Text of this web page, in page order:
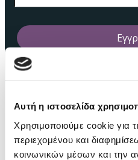
Αυτή η ιστοσελίδα
Χρησιμοποιούμε cookie για
περιεχομένου και
κοινωνικών μέσων και την
Υπηρεσίες
ΕΚΠΑΊΔΕΥΣΗ SOFT
TRAIN THE TRAINER
ONBOARDING